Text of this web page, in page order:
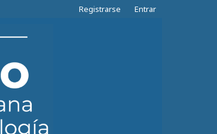
Registrarse Entrar